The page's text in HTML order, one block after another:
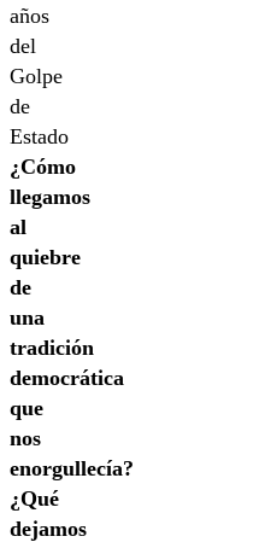
años
del
Golpe
de
Estado
¿Cómo
llegamos
al
quiebre
de
una
tradición
democrática
que
nos
enorgullecía?
¿Qué
dejamos